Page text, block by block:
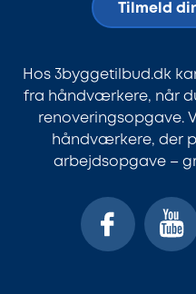
Tilmeld
Hos 3byggetilbud.dk
fra håndværkere, når
renoveringsopgave.
håndværkere, der
arbejdsopgave –